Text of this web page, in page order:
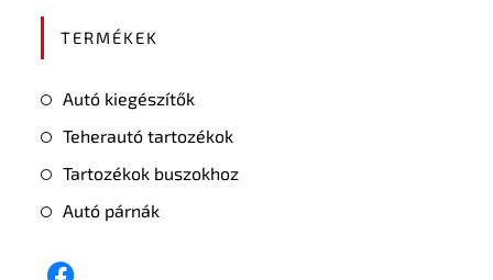
TERMÉKEK
Autó kiegészítők
Teherautó tartozékok
Tartozékok buszokhoz
Autó párnák